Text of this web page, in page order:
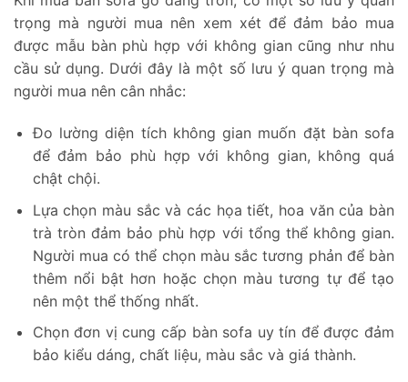
trọng mà người mua nên xem xét để đảm bảo mua
được mẫu bàn phù hợp với không gian cũng như nhu
cầu sử dụng. Dưới đây là một số lưu ý quan trọng mà
người mua nên cân nhắc:
Đo lường diện tích không gian muốn đặt bàn sofa
để đảm bảo phù hợp với không gian, không quá
chật chội.
Lựa chọn màu sắc và các họa tiết, hoa văn của bàn
trà tròn đảm bảo phù hợp với tổng thể không gian.
Người mua có thể chọn màu sắc tương phản để bàn
thêm nổi bật hơn hoặc chọn màu tương tự để tạo
nên một thể thống nhất.
Chọn đơn vị cung cấp bàn sofa uy tín để được đảm
bảo kiểu dáng, chất liệu, màu sắc và giá thành.